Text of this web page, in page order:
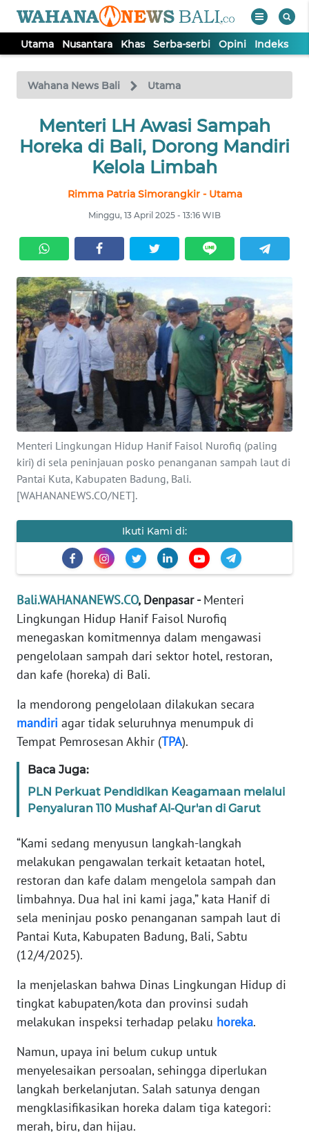
Utama Nusantara Khas Serba-serbi Opini Indeks
Wahana News Bali Utama
Menteri LH Awasi Sampah
Horeka di Bali, Dorong Mandiri
Kelola Limbah
Rimma Patria Simorangkir - Utama
Minggu, 13 April 2025 - 13:16 WIB
Menteri Lingkungan Hidup Hanif Faisol Nurofiq (paling
kiri) di sela peninjauan posko penanganan sampah laut di
Pantai Kuta, Kabupaten Badung, Bali.
[WAHANANEWS.CO/NET].
Ikuti Kami di:
Bali.WAHANANEWS.CO, Denpasar -Menteri
Lingkungan Hidup Hanif Faisol Nurofiq
menegaskan komitmennya dalam mengawasi
pengelolaan sampah dari sektor hotel, restoran,
dan kafe (horeka) di Bali.
Ia mendorong pengelolaan dilakukan secara
mandiri agar tidak seluruhnya menumpuk di
Tempat Pemrosesan Akhir (TPA).
Baca Juga:
PLN Perkuat Pendidikan Keagamaan melalui
Penyaluran 110 Mushaf Al-Qur'an di Garut
“Kami sedang menyusun langkah-langkah
melakukan pengawalan terkait ketaatan hotel,
restoran dan kafe dalam mengelola sampah dan
limbahnya. Dua hal ini kami jaga,” kata Hanif di
sela meninjau posko penanganan sampah laut di
Pantai Kuta, Kabupaten Badung, Bali, Sabtu
(12/4/2025).
Ia menjelaskan bahwa Dinas Lingkungan Hidup di
tingkat kabupaten/kota dan provinsi sudah
melakukan inspeksi terhadap pelaku horeka.
Namun, upaya ini belum cukup untuk
menyelesaikan persoalan, sehingga diperlukan
langkah berkelanjutan. Salah satunya dengan
mengklasifikasikan horeka dalam tiga kategori:
merah, biru, dan hijau.
TV
Tutup
UTAMA
SERBA-
SERBI
OPINI
Informasi
INDEKS
BERITA
KONTAK
KAMI
INFO
IKLAN
PEDOMAN
MEDIA
SIBER
KARIR
DISCLAIMER
Wahana
Regional
SUMUT
JAKARTA
WN
JABAR
WN
WN
NTT
WN
KEPRI
WN
PAPUA